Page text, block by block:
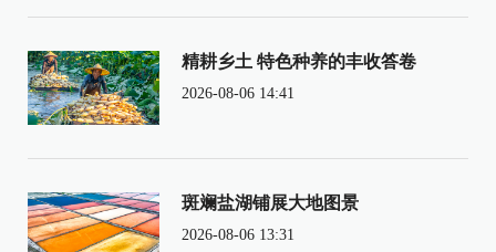
精耕乡土 特色种养的丰收答卷
2026-08-06 14:41
斑斓盐湖铺展大地图景
2026-08-06 13:31